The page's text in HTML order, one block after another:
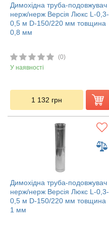
Димохідна труба-подовжувач
нерж/нерж Версія Люкс L-0,3-
0,5 м D-150/220 мм товщина
0,8 мм
(0)
У наявності
1 132 грн
Димохідна труба-подовжувач
нерж/нерж Версія Люкс L-0,3-
0,5 м D-150/220 мм товщина
1 мм